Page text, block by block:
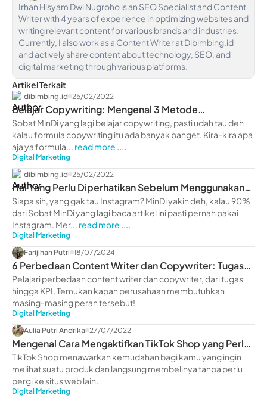
Irhan Hisyam Dwi Nugroho is an SEO Specialist and Content
Writer with 4 years of experience in optimizing websites and
writing relevant content for various brands and industries.
Currently, I also work as a Content Writer at Dibimbing.id
and actively share content about technology, SEO, and
digital marketing through various platforms.
Artikel Terkait
dibimbing.id 25/02/2022
Belajar Copywriting: Mengenal 3 Metode
Copywriting Terbaik
Sobat MinDi yang lagi belajar copywriting, pasti udah tau deh
kalau formula copywriting itu ada banyak banget. Kira-kira apa
aja ya formula...
read more ....
Digital Marketing
dibimbing.id 25/02/2022
Hal Yang Perlu Diperhatikan Sebelum Menggunakan
IG Ads
Siapa sih, yang gak tau Instagram? MinDi yakin deh, kalau 90%
dari Sobat MinDi yang lagi baca artikel ini pasti pernah pakai
Instagram. Mer...
read more ....
Digital Marketing
Farijihan Putri 18/07/2024
6 Perbedaan Content Writer dan Copywriter: Tugas
hingga KPI
Pelajari perbedaan content writer dan copywriter, dari tugas
hingga KPI. Temukan kapan perusahaan membutuhkan
masing-masing peran tersebut!
Digital Marketing
Aulia Putri Andrika 27/07/2022
Mengenal Cara Mengaktifkan TikTok Shop yang Perlu
Kamu Ketahui
TikTok Shop menawarkan kemudahan bagi kamu yang ingin
melihat suatu produk dan langsung membelinya tanpa perlu
pergi ke situs web lain.
Digital Marketing